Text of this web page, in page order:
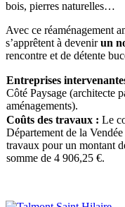
bois, pierres naturelles…
Avec ce réaménagement
s’apprêtent à devenirun
rencontre et de détente
Entreprises
Côté Paysage (architecte
aménagements).
Coûts des travaux : Le
Département de la
travaux pour un montant
somme de 4 906,25 €.